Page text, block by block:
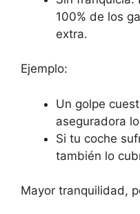
100% de los
extra.
Ejemplo:
Un golpe
aseguradora
Si tu coche
también lo
Mayor tranquilidad,